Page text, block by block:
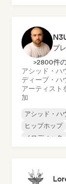
プ
>2800件
アシッド・ハ
ディープ・ハ
アーティスト
加
アシッド・ハ
ヒップホップ
メロディック